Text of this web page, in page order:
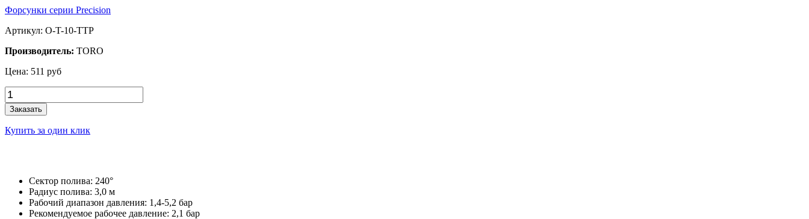
Форсунки серии Precision
Артикул: O-T-10-TTP
Производитель: TORO
Цена: 511 руб
Заказать
Купить за один клик
Сектор полива: 240°
Радиус полива: 3,0 м
Рабочий диапазон давления: 1,4-5,2 бар
Рекомендуемое рабочее давление: 2,1 бар